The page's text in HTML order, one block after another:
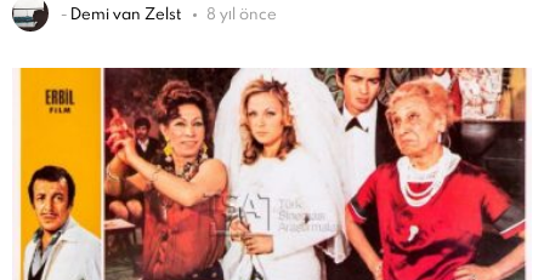
- Demi van Zelst 8 yıl önce